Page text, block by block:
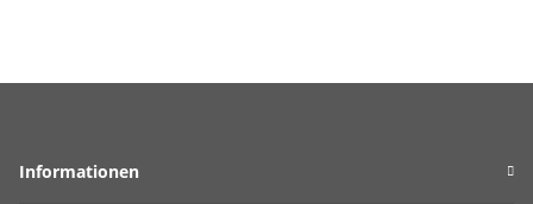
Informationen